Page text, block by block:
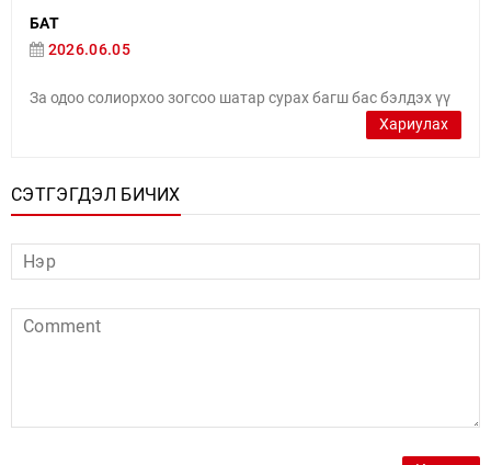
БАТ
2026.06.05
За одоо солиорхоо зогсоо шатар сурах багш бас бэлдэх үү
Хариулах
СЭТГЭГДЭЛ БИЧИХ